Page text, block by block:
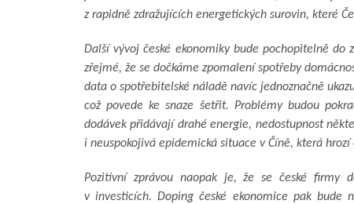
z rapidně zdražujících energetických surovin, které
Další vývoj české ekonomiky bude pochopitelně do
zřejmé, že se dočkáme zpomalení spotřeby
data o spotřebitelské náladě navíc jednoznačně
což povede ke snaze šetřit. Problémy budou
dodávek přidávají drahé energie, nedostupnost
i neuspokojivá epidemická situace v Číně, která
Pozitivní zprávou naopak je, že se české firmy
v investicích. Doping české ekonomice pak bude